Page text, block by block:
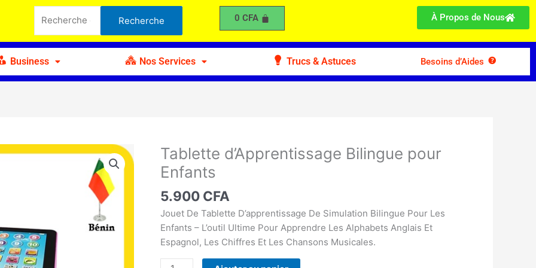
pour :
Recherche 0 CFA À Propos de Nous
Business Nos Services Trucs & Astuces Besoins d’Aides
Tablette d’Apprentissage Bilingue pour
Enfants
5.900 CFA
Jouet De Tablette D’apprentissage De Simulation Bilingue Pour Les
Enfants – L’outil Ultime Pour Apprendre Les Alphabets Anglais Et
Espagnol, Les Chiffres Et Les Chansons Musicales.
quantité
de
Tablette
d'Apprentissage
Bilingue
pour
Enfants
d'Apprentissage
Enfants